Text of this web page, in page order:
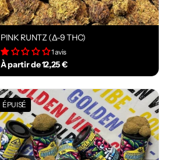
PINK RUNTZ (Δ-9 THC)
1 avis
À partir de 12,25 €
ÉPUISÉ